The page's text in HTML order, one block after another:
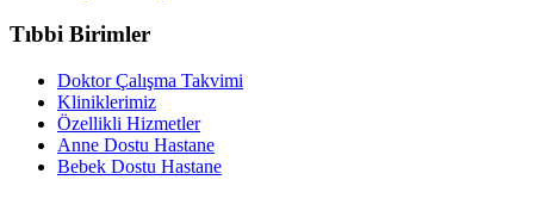
Tıbbi Birimler
Doktor Çalışma Takvimi
Kliniklerimiz
Özellikli Hizmetler
Anne Dostu Hastane
Bebek Dostu Hastane